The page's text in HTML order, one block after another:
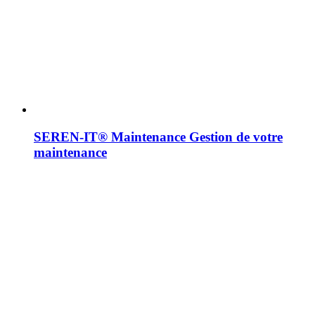
SEREN-IT® Maintenance Gestion de votre
maintenance